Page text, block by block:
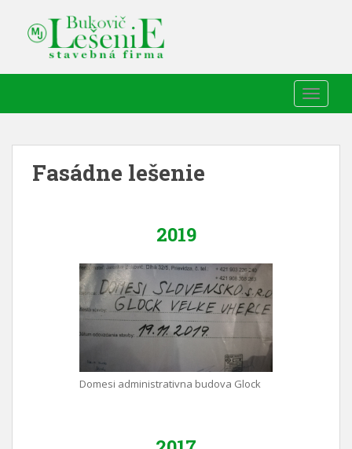
Fasádne lešenie
2019
Domesi administrativna budova Glock